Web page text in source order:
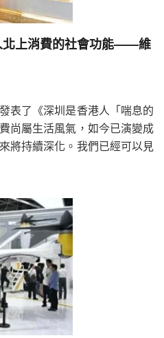
北上消費的社會功能——維
表了《深圳是香港人「喘息的
尚屬生活風氣，如今已演變成
將持續深化。我們已經可以見